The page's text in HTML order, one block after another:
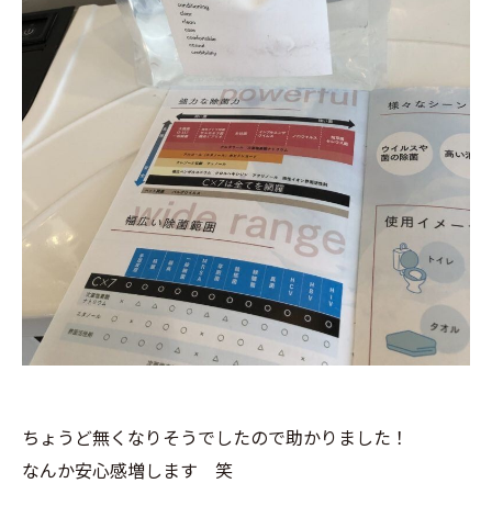
ちょうど無くなりそうでしたので助かりました！
なんか安心感増します 笑